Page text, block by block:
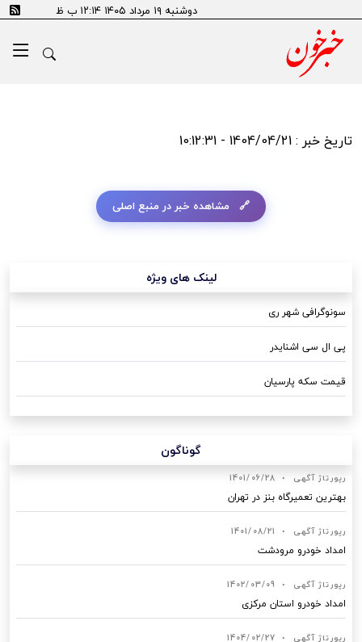
دوشنبه ۱۹ مرداد ۱۴۰۵ ۱۲:۱۴ ب ظ
تاریخ خبر : 1404/04/21 - 10:12:31
مشاهده خبر در منبع اصلی
لینک های ویژه
سونوگرافی شهر ری
پی ال سی اشنایدر
قیمت سکه پارسیان
گوناگون
رپورتاژ آگهی •
1401/06/28
بهترین تعمیرگاه بنز در تهران
رپورتاژ آگهی •
1401/08/21
امداد خودرو مرودشت
رپورتاژ آگهی •
1402/03/09
امداد خودرو استان مرکزی
رپورتاژ آگهی •
1404/02/27